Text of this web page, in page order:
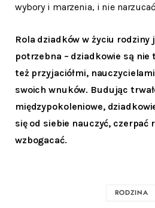
wybory i marzenia, i nie
Rola dziadków w życiu rodziny
potrzebna – dziadkowie są
też przyjaciółmi,
swoich wnuków. Budując
międzypokoleniowe,
się od siebie nauczyć, czerpać
wzbogacać.
RODZINA